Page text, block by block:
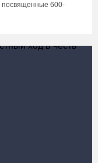
посвященные 600-